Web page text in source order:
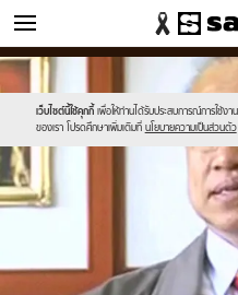
ข่าว
เว็บไซต์นี้ใช้คุกกี้ เพื่อให้ท่านได้รับประสบการณ์การใช้ง
ของเรา โปรดศึกษาเพิ่มเติมที่ นโยบายความเป็นส่วนตัว
Sanook
//s.isanook.com/sr/0/images/
new-
sanook.png
600
60
//s.isanook.com/ns/0/ud/366/
01.jpg